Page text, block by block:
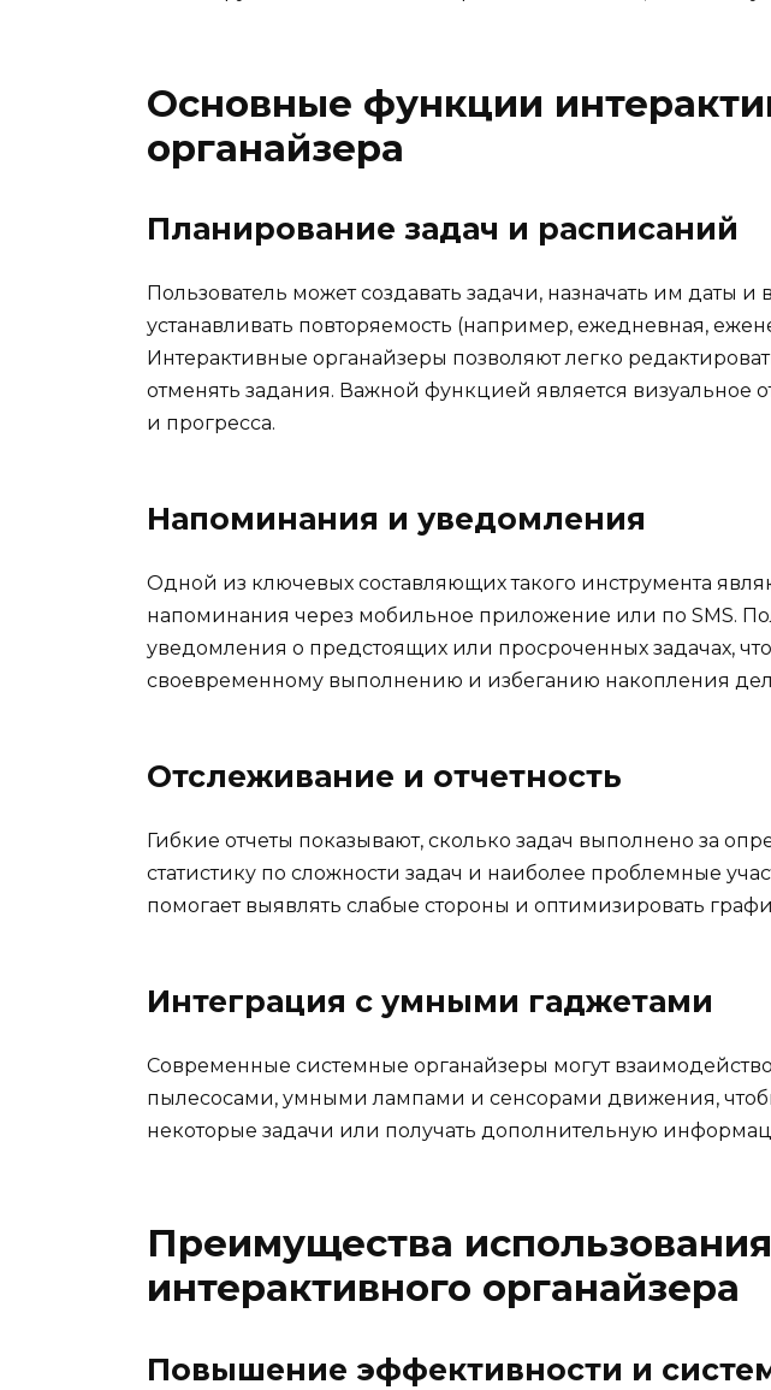
Основные функции
органайзера
Планирование задач и расписаний
Пользователь может создавать задачи, назначать им даты и
устанавливать повторяемость (например, ежедневная,
Интерактивные органайзеры позволяют легко
отменять задания. Важной функцией является визуальное
и прогресса.
Напоминания и уведомления
Одной из ключевых составляющих такого инструмента
напоминания через мобильное приложение или по SMS.
уведомления о предстоящих или просроченных задачах, что
своевременному выполнению и избеганию накопления
Отслеживание и отчетность
Гибкие отчеты показывают, сколько задач выполнено за
статистику по сложности задач и наиболее проблемные
помогает выявлять слабые стороны и оптимизировать
Интеграция с умными гаджетами
Современные системные органайзеры могут
пылесосами, умными лампами и сенсорами движения,
некоторые задачи или получать дополнительную
Преимущества использования
интерактивного органайзера
Повышение эффективности и